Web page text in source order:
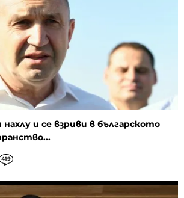
и се взриви в българското
419